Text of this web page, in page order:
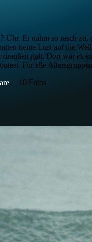
Er nahm so rasch
keine Lust auf die
galt. Dort war es
Für alle
10 Fotos